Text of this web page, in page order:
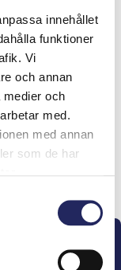
innehållet
funktioner
Vi
och annan
medier och
med.
med annan
som de har